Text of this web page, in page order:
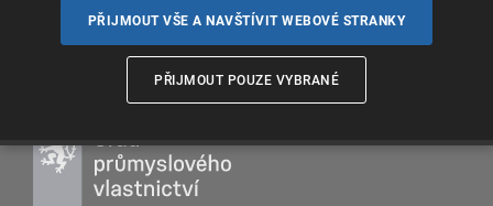
PŘIJMOUT VŠE A NAVŠTÍVIT WEBOVÉ STRANKY
PŘIJMOUT POUZE VYBRANÉ